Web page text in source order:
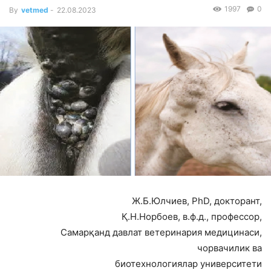
By vetmed - 22.08.2023 0
1997
Ж.Б.Юлчиев, PhD, докторант,
Қ.Н.Норбоев, в.ф.д., профессор,
Самарқанд давлат ветеринария медицинаси,
чорвачилик ва
биотехнологиялар университети